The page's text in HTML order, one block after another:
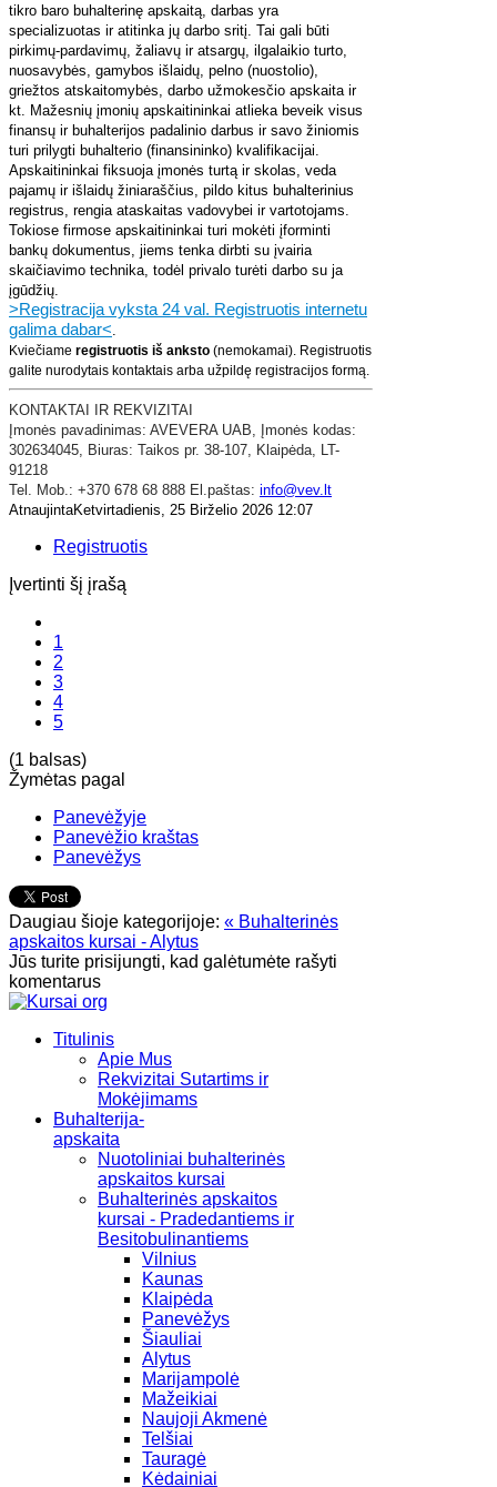
tikro baro buhalterinę apskaitą, darbas yra
specializuotas ir atitinka jų darbo sritį. Tai gali būti
pirkimų-pardavimų, žaliavų ir atsargų, ilgalaikio turto,
nuosavybės, gamybos išlaidų, pelno (nuostolio),
griežtos atskaitomybės, darbo užmokesčio apskaita ir
kt. Mažesnių įmonių apskaitininkai atlieka beveik visus
finansų ir buhalterijos padalinio darbus ir savo žiniomis
turi prilygti buhalterio (finansininko) kvalifikacijai.
Apskaitininkai fiksuoja įmonės turtą ir skolas, veda
pajamų ir išlaidų žiniaraščius, pildo kitus buhalterinius
registrus, rengia ataskaitas vadovybei ir vartotojams.
Tokiose firmose apskaitininkai turi mokėti įforminti
bankų dokumentus, jiems tenka dirbti su įvairia
skaičiavimo technika, todėl privalo turėti darbo su ja
įgūdžių.
>Registracija vyksta 24 val. Registruotis internetu
galima dabar<
Kviečiame registruotis iš anksto (nemokamai). Registruotis
galite nurodytais kontaktais arba užpildę registracijos formą.
KONTAKTAI IR REKVIZITAI
​Įmonės pavadinimas: AVEVERA UAB, Įmonės kodas:
302634045, Biuras: Taikos pr. 38-107, Klaipėda, LT-
91218
Tel. Mob.: +370 678 68 888 El.paštas: info@vev.lt
AtnaujintaKetvirtadienis, 25 Birželio 2026 12:07
Registruotis
Įvertinti šį įrašą
1
2
3
4
5
(1 balsas)
Žymėtas pagal
Panevėžyje
Panevėžio kraštas
Panevėžys
Daugiau šioje kategorijoje: « Buhalterinės
apskaitos kursai - Alytus
Jūs turite prisijungti, kad galėtumėte rašyti
komentarus
Titulinis
Apie Mus
Rekvizitai Sutartims ir
Mokėjimams
Buhalterija-
apskaita
Nuotoliniai buhalterinės
apskaitos kursai
Buhalterinės apskaitos
kursai - Pradedantiems ir
Besitobulinantiems
Vilnius
Kaunas
Klaipėda
Panevėžys
Šiauliai
Alytus
Marijampolė
Mažeikiai
Naujoji Akmenė
Telšiai
Tauragė
Kėdainiai